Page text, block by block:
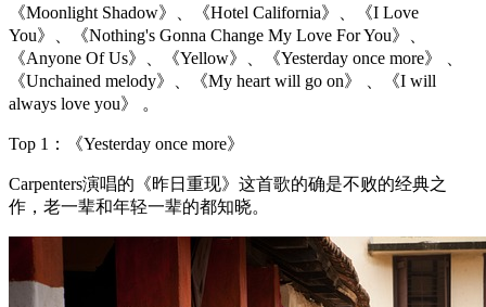
《Moonlight Shadow》、《Hotel California》、《I Love
You》、《Nothing's Gonna Change My Love For You》、
《Anyone Of Us》、《Yellow》、《Yesterday once more》 、
《Unchained melody》、《My heart will go on》 、《I will
always love you》 。
Top 1：《Yesterday once more》
Carpenters演唱的《昨日重现》这首歌的确是不败的经典之
作，老一辈和年轻一辈的都知晓。